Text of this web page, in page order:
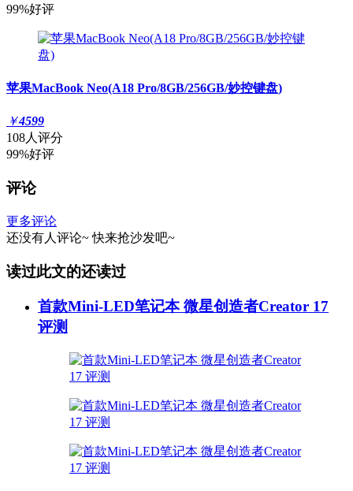
99%好评
苹果MacBook Neo(A18 Pro/8GB/256GB/妙控键盘)
￥4599
108人评分
99%好评
评论
更多评论
还没有人评论~ 快来抢沙发吧~
读过此文的还读过
首款Mini-LED笔记本 微星创造者Creator 17
评测